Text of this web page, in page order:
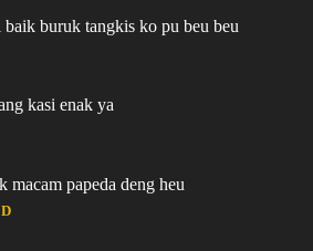
baik buruk tangkis ko pu beu beu
kasi enak ya
macam papeda deng heu
D